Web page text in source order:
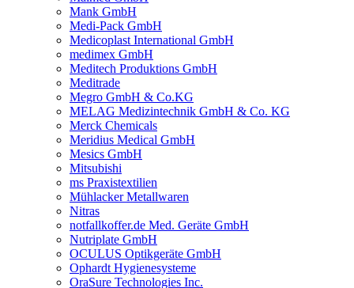
Mank GmbH
Medi-Pack GmbH
Medicoplast International GmbH
medimex GmbH
Meditech Produktions GmbH
Meditrade
Megro GmbH & Co.KG
MELAG Medizintechnik GmbH & Co. KG
Merck Chemicals
Meridius Medical GmbH
Mesics GmbH
Mitsubishi
ms Praxistextilien
Mühlacker Metallwaren
Nitras
notfallkoffer.de Med. Geräte GmbH
Nutriplate GmbH
OCULUS Optikgeräte GmbH
Ophardt Hygienesysteme
OraSure Technologies Inc.